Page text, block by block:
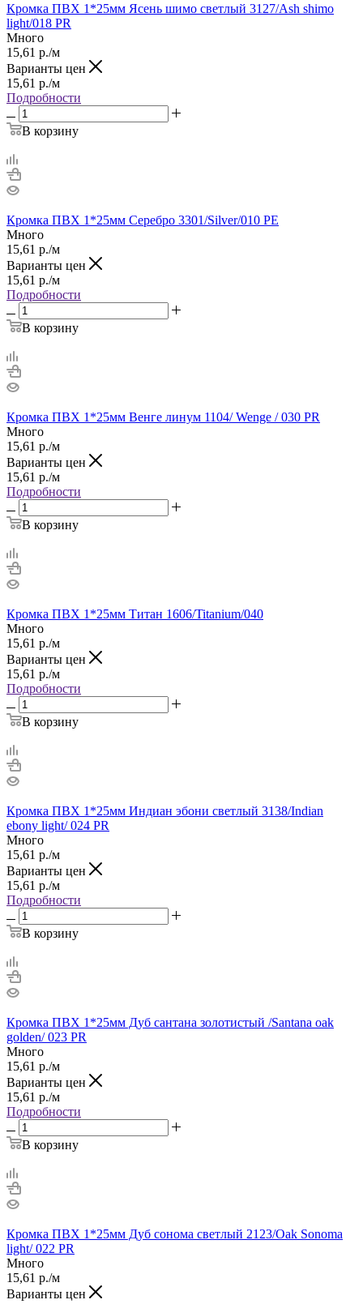
Кромка ПВХ 1*25мм Ясень шимо светлый 3127/Ash shimo
light/018 PR
Много
15,61 р./м
Варианты цен
15,61 р./м
Подробности
В корзину
Кромка ПВХ 1*25мм Серебро 3301/Silver/010 РЕ
Много
15,61 р./м
Варианты цен
15,61 р./м
Подробности
В корзину
Кромка ПВХ 1*25мм Венге линум 1104/ Wenge / 030 PR
Много
15,61 р./м
Варианты цен
15,61 р./м
Подробности
В корзину
Кромка ПВХ 1*25мм Титан 1606/Titanium/040
Много
15,61 р./м
Варианты цен
15,61 р./м
Подробности
В корзину
Кромка ПВХ 1*25мм Индиан эбони светлый 3138/Indian
ebony light/ 024 PR
Много
15,61 р./м
Варианты цен
15,61 р./м
Подробности
В корзину
Кромка ПВХ 1*25мм Дуб сантана золотистый /Santana oak
golden/ 023 PR
Много
15,61 р./м
Варианты цен
15,61 р./м
Подробности
В корзину
Кромка ПВХ 1*25мм Дуб сонома светлый 2123/Оak Sonoma
light/ 022 PR
Много
15,61 р./м
Варианты цен